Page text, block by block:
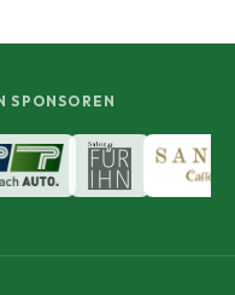
SPONSOREN